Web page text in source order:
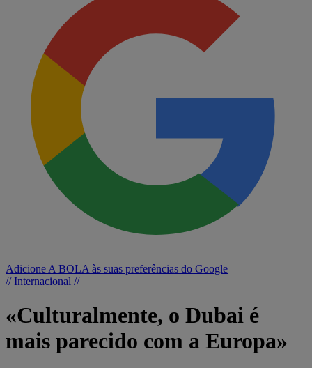
Adicione A BOLA às suas preferências do Google
// Internacional //
«Culturalmente, o Dubai é
mais parecido com a Europa»